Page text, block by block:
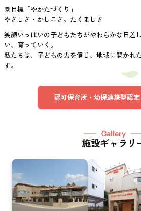
園目標「やかたづくり」
やさしさ・かしこさ。たくましさ
笑顔いっぱいの子どもたちがやわらかな日差
い、育っていく。
私たちは、子どもの力を信じ、地域に開かれ
す。
認可保育所・幼保連携型認
Gallery
施設ギャラリ